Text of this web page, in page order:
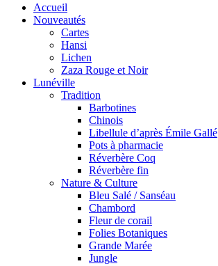
Accueil
Nouveautés
Cartes
Hansi
Lichen
Zaza Rouge et Noir
Lunéville
Tradition
Barbotines
Chinois
Libellule d’après Émile Gallé
Pots à pharmacie
Réverbère Coq
Réverbère fin
Nature & Culture
Bleu Salé / Sanséau
Chambord
Fleur de corail
Folies Botaniques
Grande Marée
Jungle